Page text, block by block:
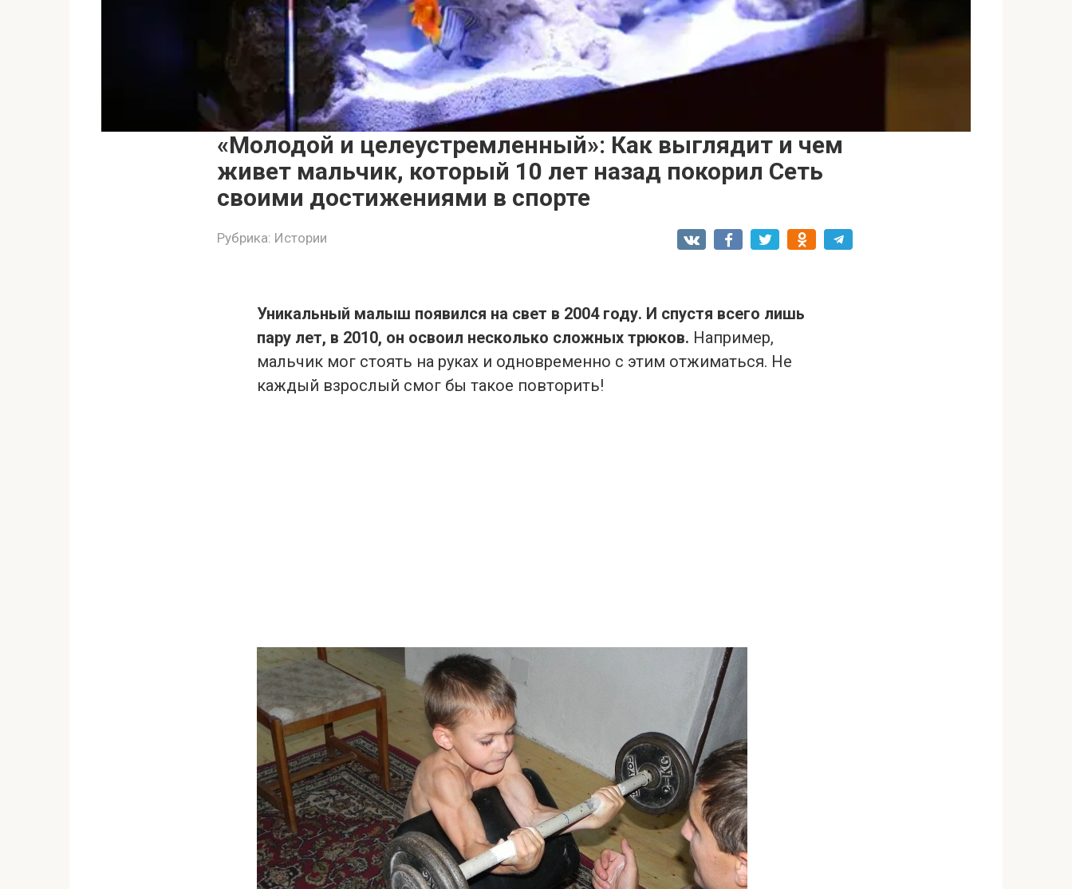
«Молодой и целеустремленный»: Как выглядит и чем
живет мальчик, который 10 лет назад покорил Сеть
своими достижениями в спорте
Рубрика: Истории
Уникальный малыш появился на свет в 2004 году. И спустя всего лишь
пару лет, в 2010, он освоил несколько сложных трюков. Например,
мальчик мог стоять на руках и одновременно с этим отжиматься. Не
каждый взрослый смог бы такое повторить!